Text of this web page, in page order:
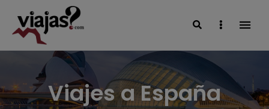
VIAJAS BLOG
SearchSidebar
Viajes a España